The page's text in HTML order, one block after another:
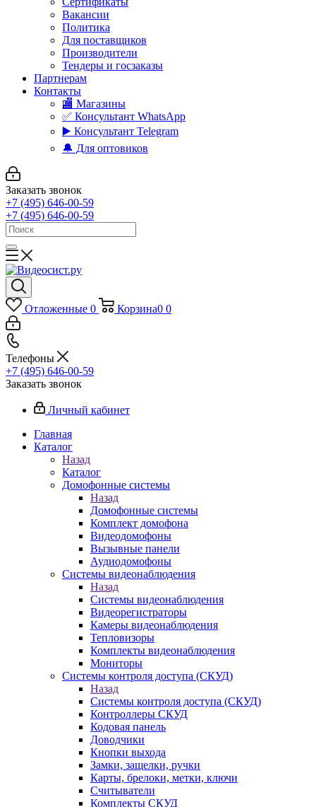
Вакансии
Политика
Для поставщиков
Производители
Тендеры и госзаказы
Партнерам
Контакты
🏬 Магазины
✅️ Консультант WhatsApp
▶️ Консультант Telegram
🔔 Для оптовиков
Заказать звонок
+7 (495) 646-00-59
+7 (495) 646-00-59
Отложенные 0 Корзина0 0
Телефоны
+7 (495) 646-00-59
Заказать звонок
Личный кабинет
Главная
Каталог
Назад
Каталог
Домофонные системы
Назад
Домофонные системы
Комплект домофона
Видеодомофоны
Вызывные панели
Аудиодомофоны
Системы видеонаблюдения
Назад
Системы видеонаблюдения
Видеорегистраторы
Камеры видеонаблюдения
Тепловизоры
Комплекты видеонаблюдения
Мониторы
Системы контроля доступа (СКУД)
Назад
Системы контроля доступа (СКУД)
Контроллеры СКУД
Кодовая панель
Доводчики
Кнопки выхода
Замки, защелки, ручки
Карты, брелоки, метки, ключи
Считыватели
Комплекты СКУД